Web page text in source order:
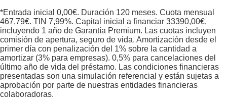
*Entrada inicial 0,00€. Duración 120 meses. Cuota mensual
467,79€. TIN 7,99%. Capital inicial a financiar 33390,00€,
incluyendo 1 año de Garantía Premium. Las cuotas incluyen
comisión de apertura, seguro de vida. Amortización desde el
primer día con penalización del 1% sobre la cantidad a
amortizar (3% para empresas). 0,5% para cancelaciones del
último año de vida del préstamo. Las condiciones financieras
presentadas son una simulación referencial y están sujetas a
aprobación por parte de nuestras entidades financieras
colaboradoras.